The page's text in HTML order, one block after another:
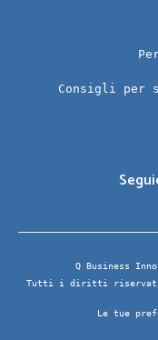
Consigli per
Q Business
Tutti i diritti
Le tue